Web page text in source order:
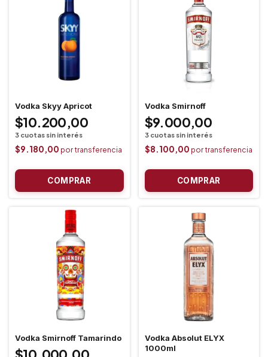
Vodka Skyy Apricot
$10.200,00
$9.180,00
Vodka Smirnoff
$9.000,00
$8.100,00
Vodka Smirnoff Tamarindo
Vodka Absolut ELYX
1000ml